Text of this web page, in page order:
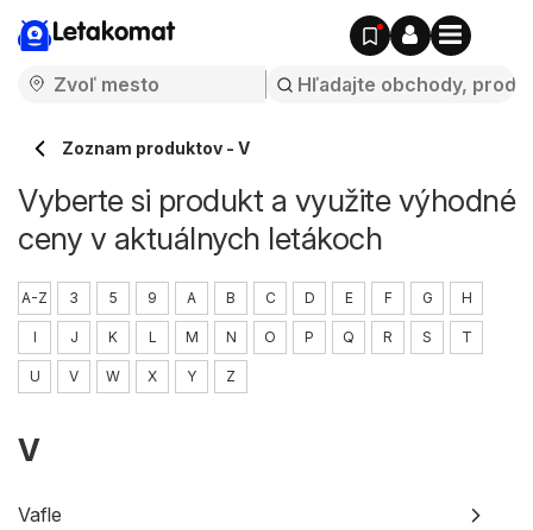
Letakomat
Zoznam produktov - V
Vyberte si produkt a využite výhodné
ceny v aktuálnych letákoch
A-Z 3 5 9 A B C D E F G H
I J K L M N O P Q R S T
U V W X Y Z
V
Vafle